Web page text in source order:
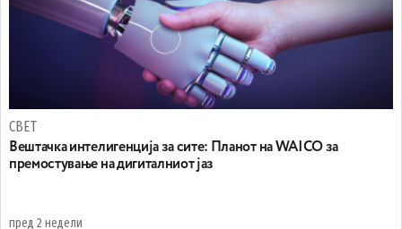
СВЕТ
Вештачка интелигенција за сите: Планот на WAICO за
премостување на дигиталниот јаз
пред 2 недели